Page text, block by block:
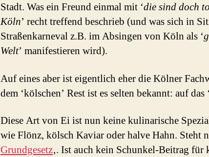
Stadt. Was ein Freund einmal mit ‘die sind doch
Köln’ recht treffend beschrieb (und was sich in
Straßenkarneval z.B. im Absingen von Köln als ‘
Welt’ manifestieren wird).
Auf eines aber ist eigentlich eher die Kölner
dem ‘kölschen’ Rest ist es selten bekannt: auf das
Diese Art von Ei ist nun keine kulinarische
wie Flönz, kölsch Kaviar oder halve Hahn. Steht
Grundgesetz‚. Ist auch kein Schunkel-Beitrag für